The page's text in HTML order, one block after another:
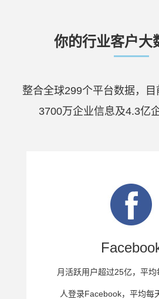
你的行业客户大
整合全球299个平台数据，
3700万企业信息及4.3亿
月活跃用户超过25亿，平
人登录Facebook，平均每